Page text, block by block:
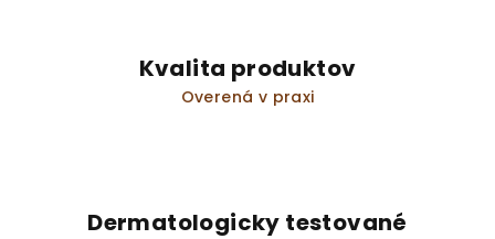
Kvalita produktov
Overená v praxi
Dermatologicky testované